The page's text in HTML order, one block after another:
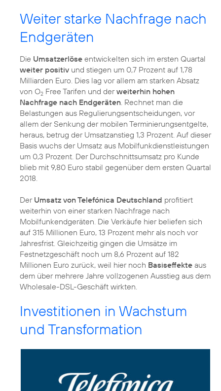
Weiter starke Nachfrage nach
Endgeräten
Die Umsatzerlöse entwickelten sich im ersten Quartal
weiter positiv und stiegen um 0,7 Prozent auf 1,78
Milliarden Euro. Dies lag vor allem am starken Absatz
von O2 Free Tarifen und derweiterhin hohen
Nachfrage nach Endgeräten. Rechnet man die
Belastungen aus Regulierungsentscheidungen, vor
allem der Senkung der mobilen Terminierungsentgelte,
heraus, betrug der Umsatzanstieg 1,3 Prozent. Auf dieser
Basis wuchs der Umsatz aus Mobilfunkdienstleistungen
um 0,3 Prozent. Der Durchschnittsumsatz pro Kunde
blieb mit 9,80 Euro stabil gegenüber dem ersten Quartal
2018.
Der Umsatz von Telefónica Deutschland profitiert
weiterhin von einer starken Nachfrage nach
Mobilfunkendgeräten. Die Verkäufe hier beliefen sich
auf 315 Millionen Euro, 13 Prozent mehr als noch vor
Jahresfrist. Gleichzeitig gingen die Umsätze im
Festnetzgeschäft noch um 8,6 Prozent auf 182
Millionen Euro zurück, weil hier noch Basiseffekte aus
dem über mehrere Jahre vollzogenen Ausstieg aus dem
Wholesale-DSL-Geschäft wirkten.
Investitionen in Wachstum
und Transformation